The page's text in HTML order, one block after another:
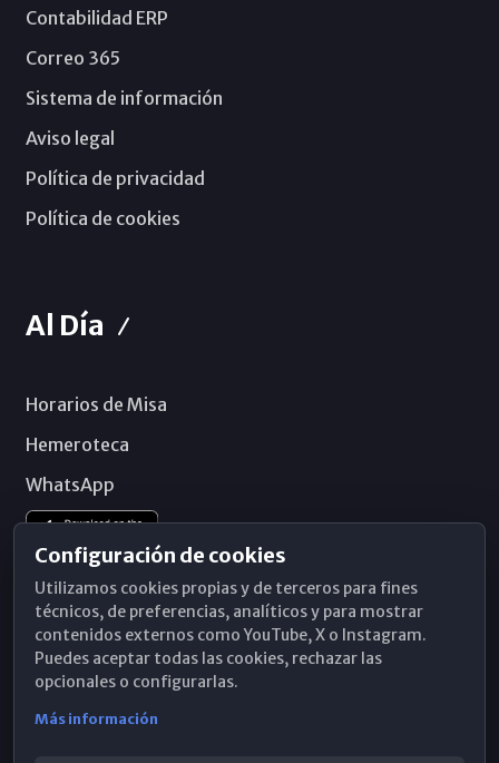
Contabilidad ERP
Correo 365
Sistema de información
Aviso legal
Política de privacidad
Política de cookies
Al Día
Horarios de Misa
Hemeroteca
WhatsApp
Configuración de cookies
Utilizamos cookies propias y de terceros para fines
técnicos, de preferencias, analíticos y para mostrar
contenidos externos como YouTube, X o Instagram.
Puedes aceptar todas las cookies, rechazar las
opcionales o configurarlas.
Más información